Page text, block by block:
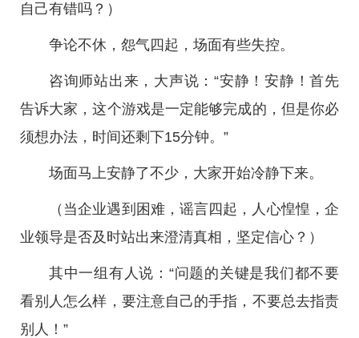
自己有错吗？）
争论不休，怨气四起，场面有些失控。
咨询师站出来，大声说：“安静！安静！首先
告诉大家，这个游戏是一定能够完成的，但是你必
须想办法，时间还剩下15分钟。”
场面马上安静了不少，大家开始冷静下来。
（当企业遇到困难，谣言四起，人心惶惶，企
业领导是否及时站出来澄清真相，坚定信心？）
其中一组有人说：“问题的关键是我们都不要
看别人怎么样，要注意自己的手指，不要总去指责
别人！”